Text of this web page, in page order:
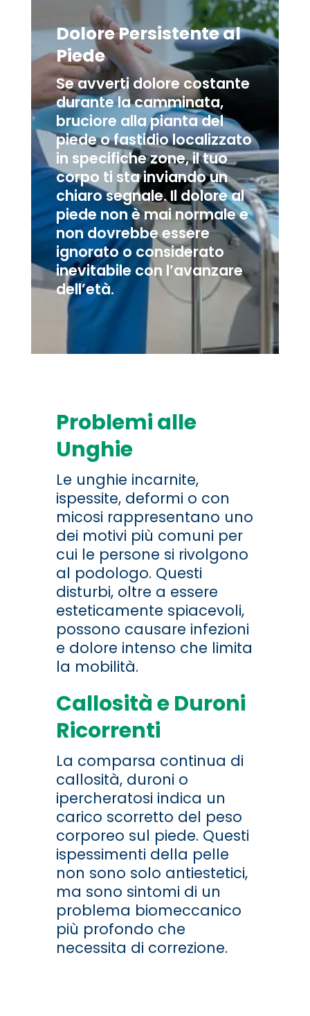
Dolore Persistente al
Piede
Se avverti dolore costante
durante la camminata,
bruciore alla pianta del
piede o fastidio localizzato
in specifiche zone, il tuo
corpo ti sta inviando un
chiaro segnale. Il dolore al
piede non è mai normale e
non dovrebbe essere
ignorato o considerato
inevitabile con l’avanzare
dell’età.
Problemi alle
Unghie
Le unghie incarnite,
ispessite, deformi o con
micosi rappresentano uno
dei motivi più comuni per
cui le persone si rivolgono
al podologo. Questi
disturbi, oltre a essere
esteticamente spiacevoli,
possono causare infezioni
e dolore intenso che limita
la mobilità.
Callosità e Duroni
Ricorrenti
La comparsa continua di
callosità, duroni o
ipercheratosi indica un
carico scorretto del peso
corporeo sul piede. Questi
ispessimenti della pelle
non sono solo antiestetici,
ma sono sintomi di un
problema biomeccanico
più profondo che
necessita di correzione.